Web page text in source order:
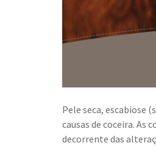
Pele seca, escabiose
causas de coceira. As
decorrente das